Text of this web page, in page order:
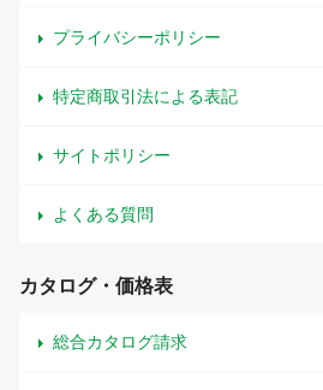
プライバシーポリシー
特定商取引法による表記
サイトポリシー
よくある質問
カタログ・価格表
総合カタログ請求